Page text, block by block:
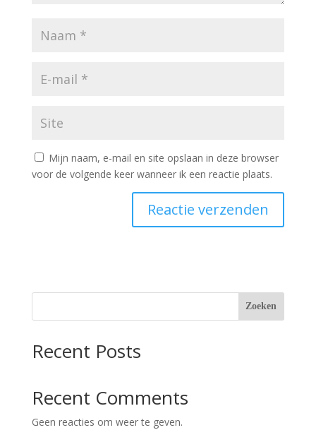
Mijn naam, e-mail en site opslaan in deze browser
voor de volgende keer wanneer ik een reactie plaats.
Zoeken
Recent Posts
Recent Comments
Geen reacties om weer te geven.